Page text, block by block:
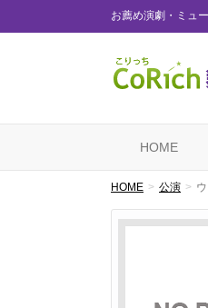
お薦め演劇・ミュ
HOME
HOME 公演